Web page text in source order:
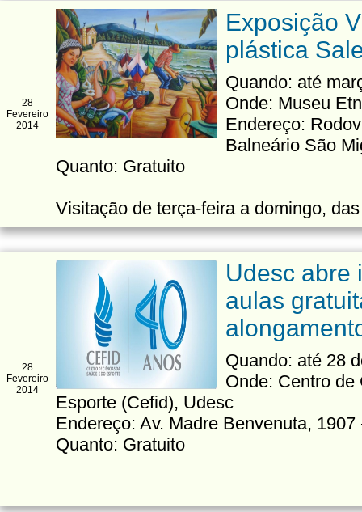
28
Fevereiro
2014
Exposição
plástica
Quando: até
Onde: Museu
Endereço:
Balneário São
Quanto: Gratuito
Visitação de terça-feira a domingo,
28
Fevereiro
2014
Udesc abre
aulas
Quando: até 28
Onde: Centro
Esporte (Cefid), Udesc
Endereço: Av. Madre Benvenuta, 1907
Quanto: Gratuito